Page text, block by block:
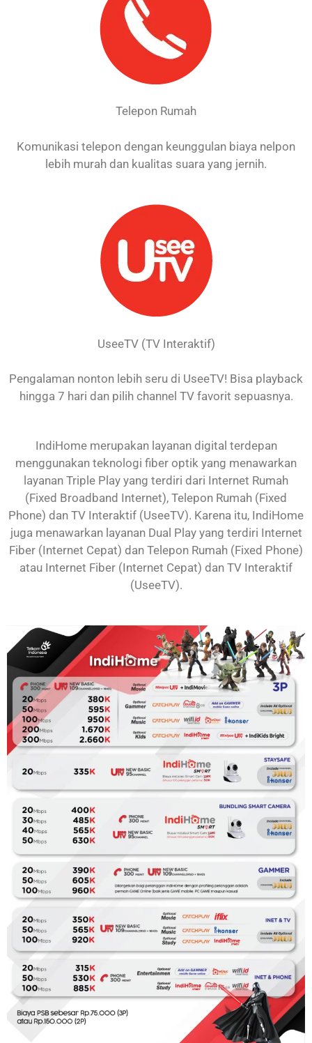
Telepon Rumah
Komunikasi telepon dengan keunggulan biaya nelpon
lebih murah dan kualitas suara yang jernih.
UseeTV (TV Interaktif)
Pengalaman nonton lebih seru di UseeTV! Bisa playback
hingga 7 hari dan pilih channel TV favorit sepuasnya.
IndiHome merupakan layanan digital terdepan
menggunakan teknologi fiber optik yang menawarkan
layanan Triple Play yang terdiri dari Internet Rumah
(Fixed Broadband Internet), Telepon Rumah (Fixed
Phone) dan TV Interaktif (UseeTV). Karena itu, IndiHome
juga menawarkan layanan Dual Play yang terdiri Internet
Fiber (Internet Cepat) dan Telepon Rumah (Fixed Phone)
atau Internet Fiber (Internet Cepat) dan TV Interaktif
(UseeTV).